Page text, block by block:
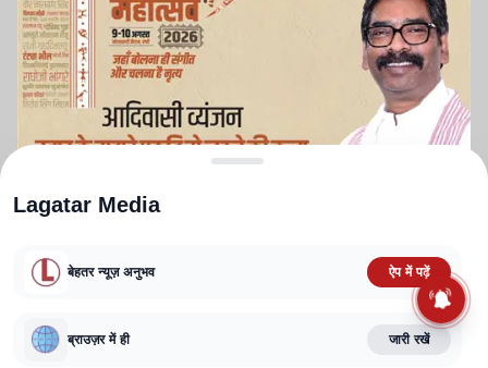
TERMS AND CONDITIONS
CORRECTIONS POLICY
FACT CHECKING POLICY
Lagatar Media
बेहतर न्यूज़ अनुभव ऐप में पढ़ें
ब्राउज़र में ही जारी रखें